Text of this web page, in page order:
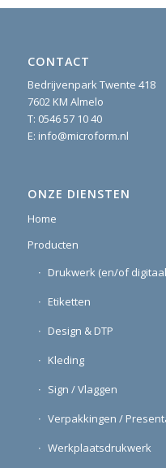
CONTACT
Bedrijvenpark Twente 418
7602 KM Almelo
T: 0546 57 10 40
E: info@microform.nl
ONZE DIENSTEN
Home
Producten
Drukwerk (en/of
Etiketten
Design & DTP
Kleding
Sign / Vlaggen
Verpakkingen /
Werkplaatsdrukwerk